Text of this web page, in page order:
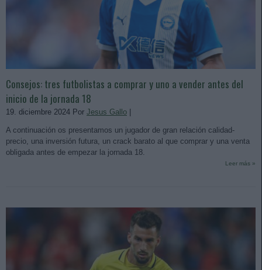
Consejos: tres futbolistas a comprar y uno a vender antes del
inicio de la jornada 18
19. diciembre 2024 Por Jesus Gallo
A continuación os presentamos un jugador de gran relación calidad-
precio, una inversión futura, un crack barato al que comprar y una venta
obligada antes de empezar la jornada 18.
Leer más »